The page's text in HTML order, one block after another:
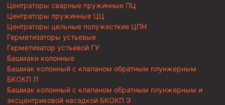
Центраторы сварные пружинные ПЦ
Центраторы пружинные ЦЦ
Центраторы цельные полужесткие ЦПН
Герметизаторы устьевые
Герметизатор устьевой ГУ
Башмаки колонные
Башмак колонный с клапаном обратным плунжерным
БКОКП Л
Башмак колонный с клапаном обратным плунжерным и
эксцентриковой насадкой БКОКП Э